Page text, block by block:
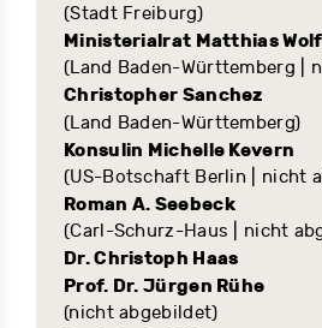
(Stadt Freiburg)
Ministerialrat Matthias Wolf
(Land Baden-Württemberg |
Christopher Sanchez
(Land Baden-Württemberg)
Konsulin Michelle Kevern
(US-Botschaft Berlin | nicht
Roman A. Seebeck
(Carl-Schurz-Haus | nicht
Dr. Christoph Haas
Prof. Dr. Jürgen Rühe
(nicht abgebildet)